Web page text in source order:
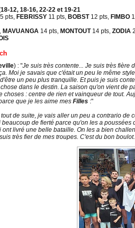
12, 18-16, 22-22 et 19-21
5 pts, FEBRISSY 11 pts, BOBST12 pts, FIMBO
MAVUANGA 14 pts, MONTOUT 14 pts, ZODIA
) : "Je suis très contente... Je suis très fière
Moi je savais que c'était un peu le même
un peu plus tranquille. Et puis je suis
dans le destin. La saison qu'on vient de
choses : centre de rien et vainqueur de tout.
que je les aime mes Filles :"
de suite, je vais aller un peu a contrario de
de fierté parce qu'on les a
livré une belle bataille. On les a bien
très fier de mes troupes. C'est du bon boulot.